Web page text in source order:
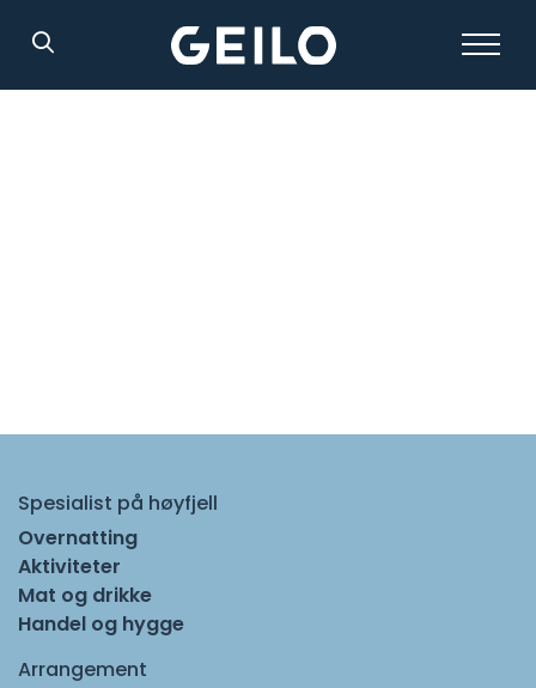
Spesialist på høyfjell
Overnatting
Aktiviteter
Mat og drikke
Handel og hygge
Arrangement